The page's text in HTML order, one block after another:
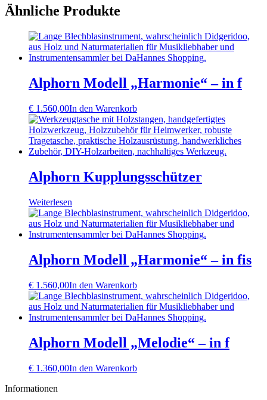
Ähnliche Produkte
Alphorn Modell „Harmonie“ – in f
€ 1.560,00In den Warenkorb
Alphorn Kupplungsschützer
Weiterlesen
Alphorn Modell „Harmonie“ – in fis
€ 1.560,00In den Warenkorb
Alphorn Modell „Melodie“ – in f
€ 1.360,00In den Warenkorb
Informationen